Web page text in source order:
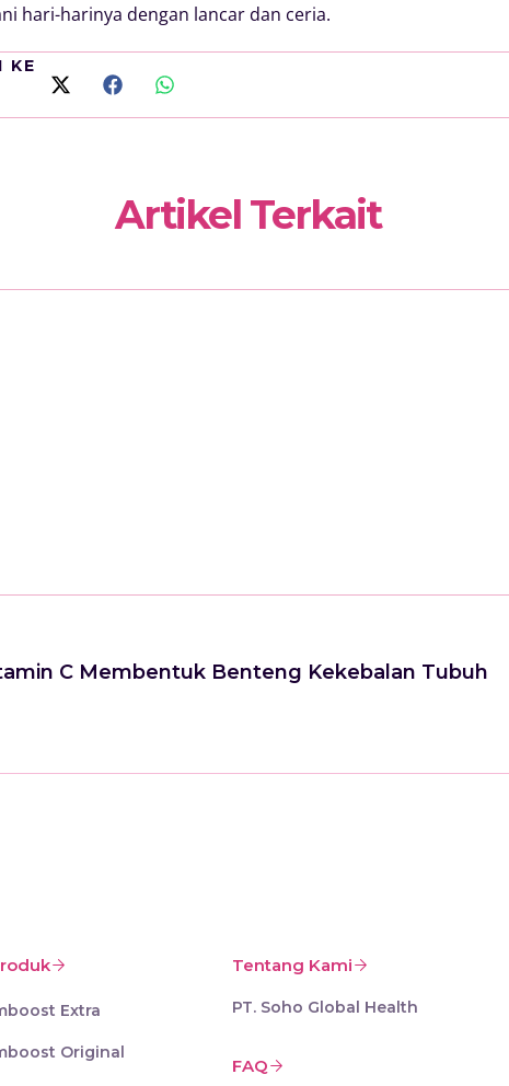
hari-harinya dengan lancar dan ceria.
KE
Artikel Terkait
C Membentuk Benteng Kekebalan Tubuh
Extra
Original
Tentang Kami
PT. Soho Global Health
FAQ